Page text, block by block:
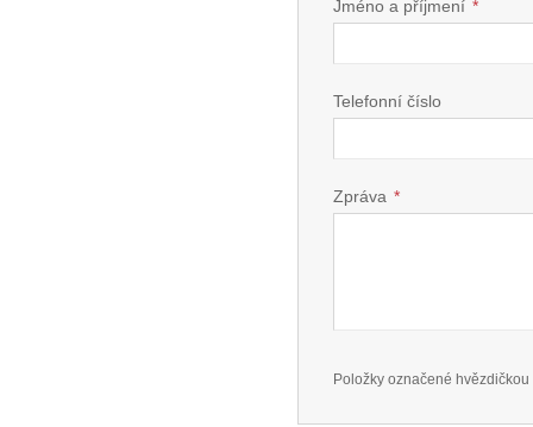
Jméno a příjmení *
Telefonní číslo
Zpráva *
Položky označené hvězdičkou